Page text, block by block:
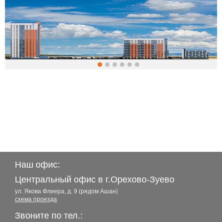
Наш офис:
Центральный офис в г.Орехово-Зуево
ул. Якова Флиера, д. 9 (рядом Ашан)
схема проезда
Звоните по тел.: